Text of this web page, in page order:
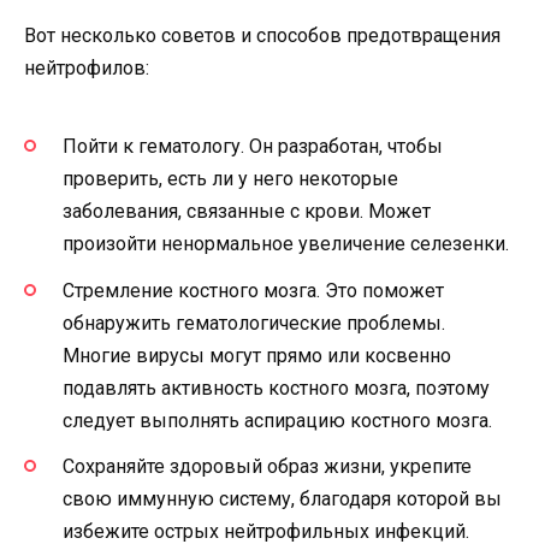
Вот несколько советов и способов предотвращения
нейтрофилов:
Пойти к гематологу. Он разработан, чтобы
проверить, есть ли у него некоторые
заболевания, связанные с крови. Может
произойти ненормальное увеличение селезенки.
Стремление костного мозга. Это поможет
обнаружить гематологические проблемы.
Многие вирусы могут прямо или косвенно
подавлять активность костного мозга, поэтому
следует выполнять аспирацию костного мозга.
Сохраняйте здоровый образ жизни, укрепите
свою иммунную систему, благодаря которой вы
избежите острых нейтрофильных инфекций.